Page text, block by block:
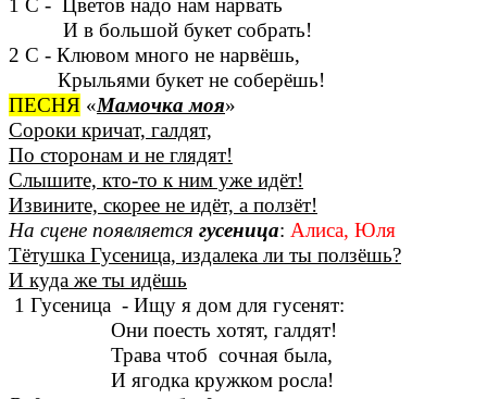
1 С - Цветов надо нам нарвать
И в большой букет собрать!
2 С - Клювом много не нарвёшь,
Крыльями букет не соберёшь!
ПЕСНЯ «Мамочка моя»
Сороки кричат, галдят,
По сторонам и не глядят!
Слышите, кто-то к ним уже идёт!
Извините, скорее не идёт, а ползёт!
На сцене появляется гусеница: Алиса, Юля
Тётушка Гусеница, издалека ли ты ползёшь?
И куда же ты идёшь
1 Гусеница - Ищу я дом для гусенят:
Они поесть хотят, галдят!
Трава чтоб сочная была,
И ягодка кружком росла!